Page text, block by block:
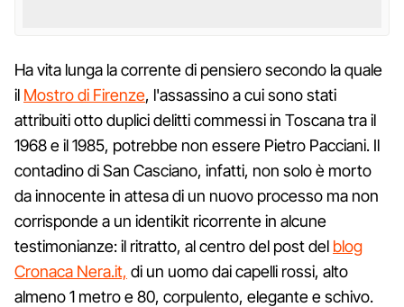
Ha vita lunga la corrente di pensiero secondo la quale
il Mostro di Firenze, l'assassino a cui sono stati
attribuiti otto duplici delitti commessi in Toscana tra il
1968 e il 1985, potrebbe non essere Pietro Pacciani. Il
contadino di San Casciano, infatti, non solo è morto
da innocente in attesa di un nuovo processo ma non
corrisponde a un identikit ricorrente in alcune
testimonianze: il ritratto, al centro del post del blog
Cronaca Nera.it, di un uomo dai capelli rossi, alto
almeno 1 metro e 80, corpulento, elegante e schivo.